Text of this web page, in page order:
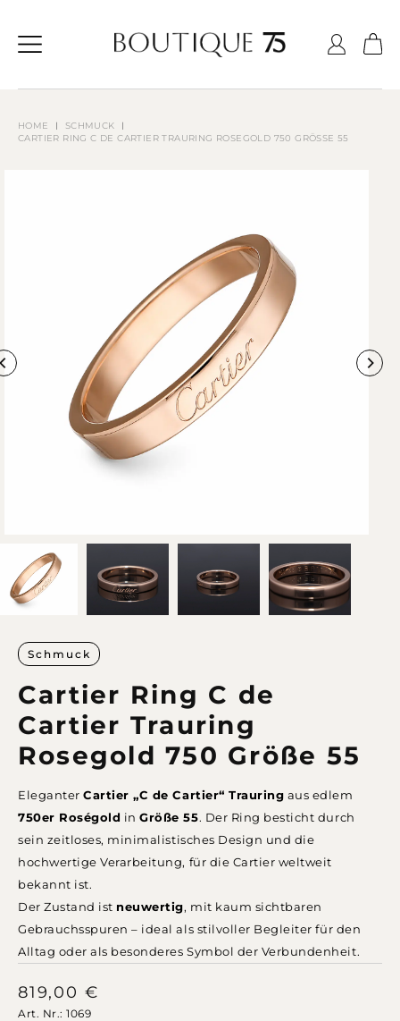
springen
HOME
SCHMUCK
CARTIER RING C DE CARTIER TRAURING ROSEGOLD 750 GRÖSSE 55
Schmuck
Cartier Ring C de
Cartier Trauring
Rosegold 750 Größe 55
EleganterCartier „C de Cartier“ Trauring aus edlem
750er Roségold inGröße 55. Der Ring besticht durch
sein zeitloses, minimalistisches Design und die
hochwertige Verarbeitung, für die Cartier weltweit
bekannt ist.
Der Zustand ist neuwertig, mit kaum sichtbaren
Gebrauchsspuren – ideal als stilvoller Begleiter für den
Alltag oder als besonderes Symbol der Verbundenheit.
819,00 €
Art. Nr.: 1069